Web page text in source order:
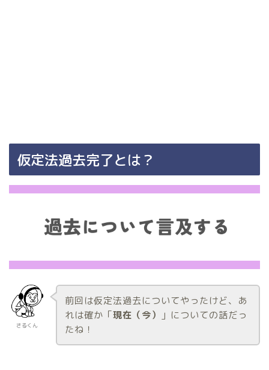
仮定法過去完了とは？
さるくん
前回は仮定法過去についてやったけど、あ
れは確か「現在（今）
」についての話だっ
たね！